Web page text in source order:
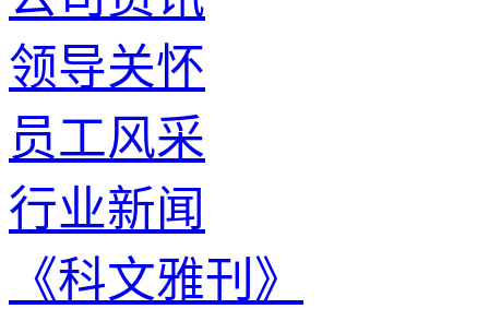
领导关怀
员工风采
行业新闻
《科文雅刊》